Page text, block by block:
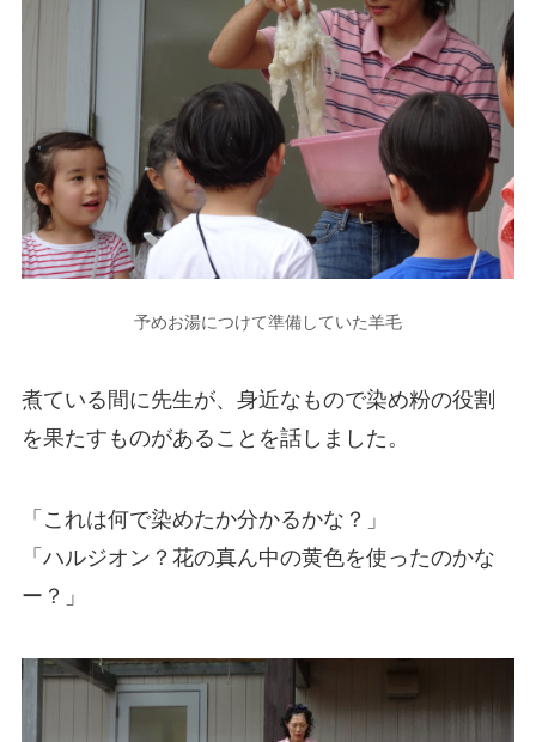
予めお湯につけて準備していた羊毛
煮ている間に先生が、身近なもので染め粉の役割
を果たすものがあることを話しました。
「これは何で染めたか分かるかな？」
「ハルジオン？花の真ん中の黄色を使ったのかな
ー？」